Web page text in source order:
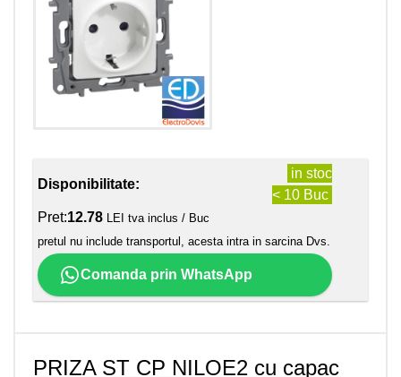
Disponibilitate:
in stoc
< 10 Buc
Pret:12.78 LEI tva inclus / Buc
pretul nu include transportul, acesta intra in sarcina Dvs.
Comanda prin WhatsApp
PRIZA ST CP NILOE2 cu capac